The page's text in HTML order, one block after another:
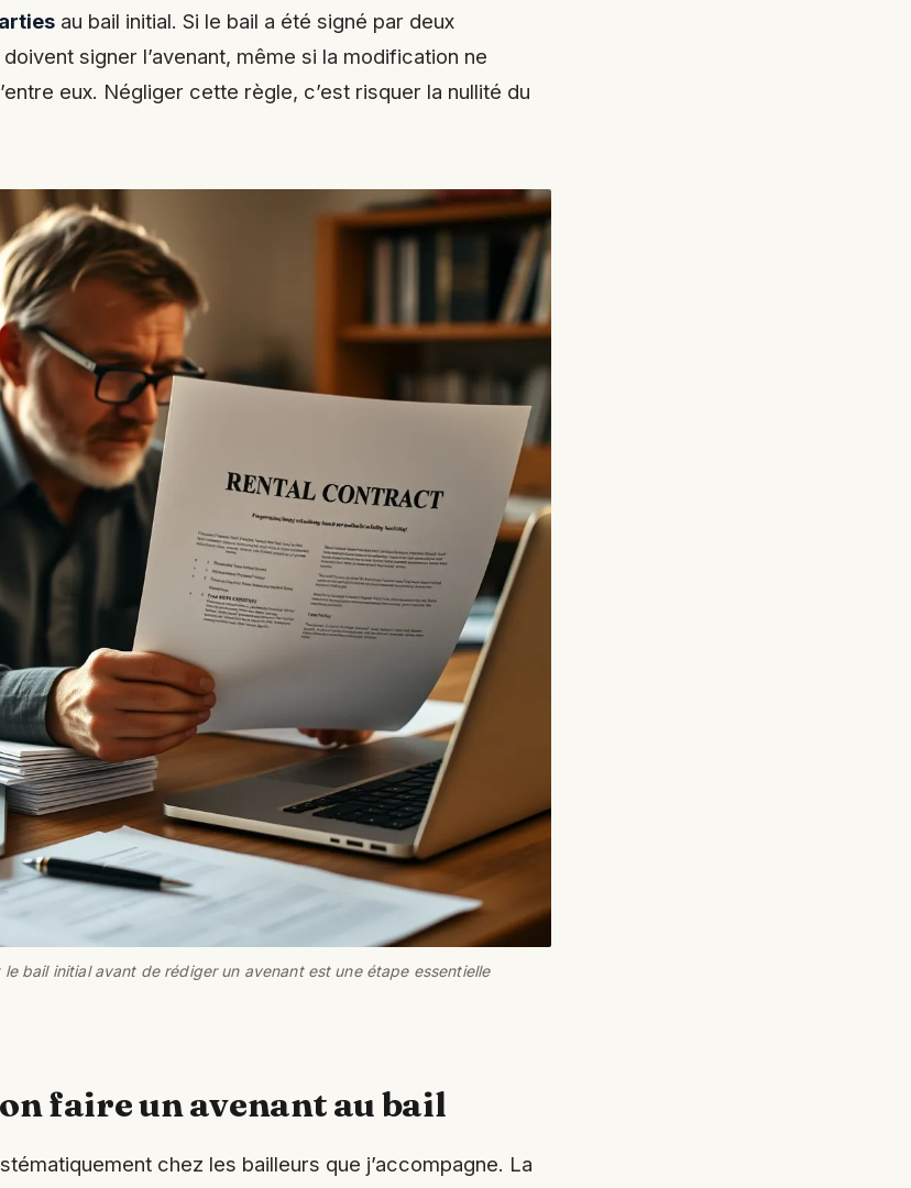
au bail initial. Si le bail a été signé par deux
signer l’avenant, même si la modification ne
eux. Négliger cette règle, c’est risquer la nullité du
bail initial avant de rédiger un avenant est une étape essentielle
faire un avenant au bail
chez les bailleurs que j’accompagne. La